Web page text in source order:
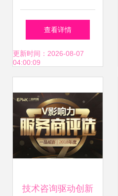
防伪技术 应对假酒
的双重策略
查看详情
更新时间：2026-08-07
04:00:09
技术咨询驱动创新